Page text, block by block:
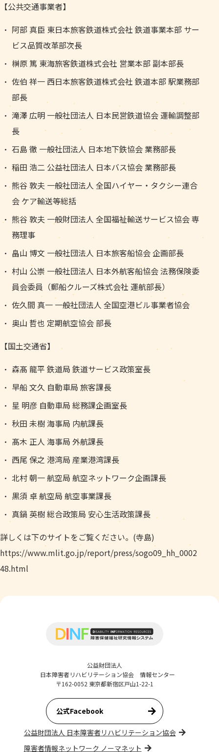
【公共交通事業者】
阿部 真臣 東日本旅客鉄道株式会社 鉄道事業本部 サー
ビス品質改革部次長
榊原 篤 東海旅客鉄道株式会社 営業本部 副本部長
佐伯 祥一 西日本旅客鉄道株式会社 鉄道本部 駅業務部
部長
滝澤 広明 一般社団法人 日本民営鉄道協会 運輸調整部
長
石島 徹 一般社団法人 日本地下鉄協会 業務部長
稲田 浩二 公益社団法人 日本バス協会 業務部長
熊谷 敦夫 一般社団法人 全国ハイヤー・タクシー連合
会 ケア輸送等総括
熊谷 敦夫 一般財団法人 全国福祉輸送サービス協会 専
務理事
畠山 博文 一般社団法人 日本旅客船協会 企画部長
村山 公崇 一般社団法人 日本外航客船協会 法務保険委
員会委員（郵船クルーズ株式会社 運航部長）
佐久間 真一 一般社団法人 全国空港ビル事業者協会
奥山 哲也 定期航空協会 部長
【国土交通省】
森髙 龍平 鉄道局 鉄道サービス政策室長
早船 文久 自動車局 旅客課長
星 明彦 自動車局 総務課企画室長
秋田 未樹 海事局 内航課長
髙木 正人 海事局 外航課長
西尾 保之 港湾局 産業港湾課長
北村 朝一 航空局 航空ネットワーク企画課長
黒須 卓 航空局 航空事業課長
真鍋 英樹 総合政策局 安心生活政策課長
詳しくは下のサイトをご覧ください。(寺島)
https://www.mlit.go.jp/report/press/sogo09_hh_0002
48.html
公益財団法人
日本障害者リハビリテーション協会 情報センター
〒162-0052 東京都新宿区戸山1-22-1
公式Facebook
公益財団法人 日本障害者リハビリテーション協会
障害者情報ネットワーク ノーマネット